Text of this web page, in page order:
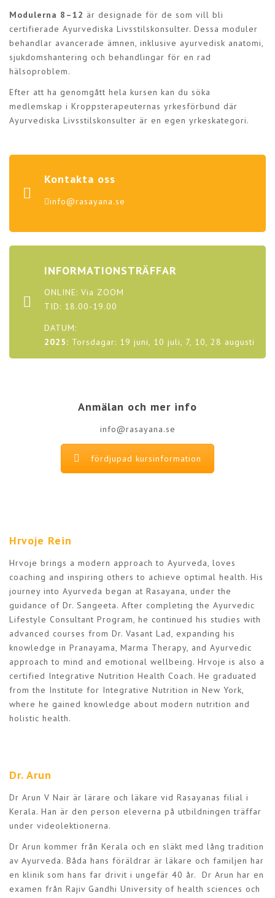
Modulerna 8–12 är designade för de som vill bli
certifierade Ayurvediska Livsstilskonsulter. Dessa moduler
behandlar avancerade ämnen, inklusive ayurvedisk anatomi,
sjukdomshantering och behandlingar för en rad
hälsoproblem.
Efter att ha genomgått hela kursen kan du söka
medlemskap i Kroppsterapeuternas yrkesförbund där
Ayurvediska Livsstilskonsulter är en egen yrkeskategori.
Kontakta oss
info@rasayana.se
INFORMATIONSTRÄFFAR
ONLINE: Via ZOOM
TID: 18.00-19.00
DATUM:
2025: Torsdagar: 19 juni, 10 juli, 7, 10, 28 augusti
Anmälan och mer info
info@rasayana.se
fördjupad kursinformation
Hrvoje Rein
Hrvoje brings a modern approach to Ayurveda, loves
coaching and inspiring others to achieve optimal health. His
journey into Ayurveda began at Rasayana, under the
guidance of Dr. Sangeeta. After completing the Ayurvedic
Lifestyle Consultant Program, he continued his studies with
advanced courses from Dr. Vasant Lad, expanding his
knowledge in Pranayama, Marma Therapy, and Ayurvedic
approach to mind and emotional wellbeing. Hrvoje is also a
certified Integrative Nutrition Health Coach. He graduated
from the Institute for Integrative Nutrition in New York,
where he gained knowledge about modern nutrition and
holistic health.
Dr. Arun
Dr Arun V Nair är lärare och läkare vid Rasayanas filial i
Kerala. Han är den person eleverna på utbildningen träffar
under videolektionerna.
Dr Arun kommer från Kerala och en släkt med lång tradition
av Ayurveda. Båda hans föräldrar är läkare och familjen har
en klinik som hans far drivit i ungefär 40 år. Dr Arun har en
examen från Rajiv Gandhi University of health sciences och